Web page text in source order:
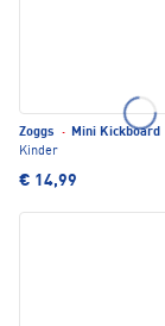
Zoggs · Mini Kickboard
Kinder
€ 14,99